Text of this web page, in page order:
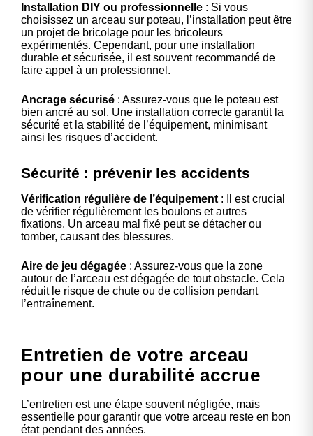
Installation DIY ou professionnelle : Si vous
choisissez un arceau sur poteau, l’installation peut être
un projet de bricolage pour les bricoleurs
expérimentés. Cependant, pour une installation
durable et sécurisée, il est souvent recommandé de
faire appel à un professionnel.
Ancrage sécurisé : Assurez-vous que le poteau est
bien ancré au sol. Une installation correcte garantit la
sécurité et la stabilité de l’équipement, minimisant
ainsi les risques d’accident.
Sécurité : prévenir les accidents
Vérification régulière de l’équipement : Il est crucial
de vérifier régulièrement les boulons et autres
fixations. Un arceau mal fixé peut se détacher ou
tomber, causant des blessures.
Aire de jeu dégagée : Assurez-vous que la zone
autour de l’arceau est dégagée de tout obstacle. Cela
réduit le risque de chute ou de collision pendant
l’entraînement.
Entretien de votre arceau
pour une durabilité accrue
L’entretien est une étape souvent négligée, mais
essentielle pour garantir que votre arceau reste en bon
état pendant des années.